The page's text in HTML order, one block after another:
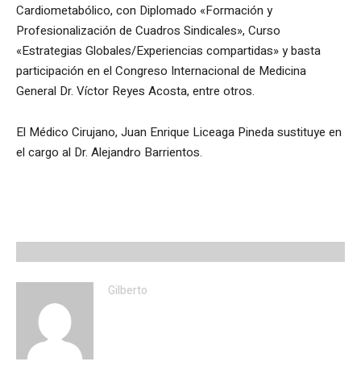
Cardiometabólico, con Diplomado «Formación y
Profesionalización de Cuadros Sindicales», Curso
«Estrategias Globales/Experiencias compartidas» y basta
participación en el Congreso Internacional de Medicina
General Dr. Víctor Reyes Acosta, entre otros.
El Médico Cirujano, Juan Enrique Liceaga Pineda sustituye en
el cargo al Dr. Alejandro Barrientos.
Gilberto